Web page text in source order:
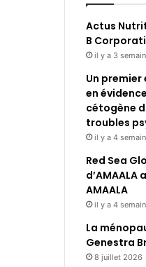
Actus
B
il y a 3
Un
en
cétogène
troubles
il y a 4
Red Sea
d’AMAALA
AMAALA
il y a 4
La
Genestra
8 juillet 2026